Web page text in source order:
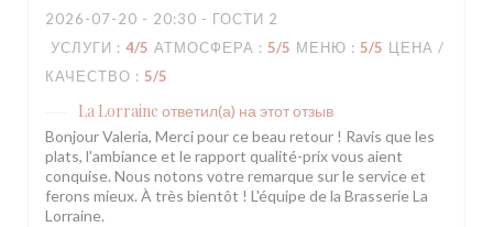
2026-07-20 - 20:30 - ГОСТИ 2
УСЛУГИ : 4/5 АТМОСФЕРА : 5/5 МЕНЮ : 5/5 ЦЕНА /
КАЧЕСТВО : 5/5
La Lorraine ответил(а) на этот отзыв
Bonjour Valeria, Merci pour ce beau retour ! Ravis que les
plats, l'ambiance et le rapport qualité-prix vous aient
conquise. Nous notons votre remarque sur le service et
ferons mieux. À très bientôt ! L'équipe de la Brasserie La
Lorraine.